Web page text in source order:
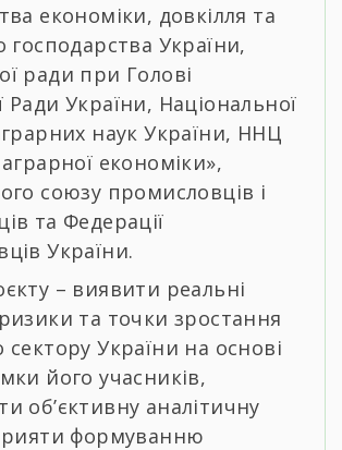
економіки, довкілля та
господарства України,
ради при Голові
Ради України, Національної
наук України, ННЦ
аграрної економіки»,
союзу промисловців і
та Федерації
України.
– виявити реальні
та точки зростання
сектору України на основі
його учасників,
об’єктивну аналітичну
формуванню